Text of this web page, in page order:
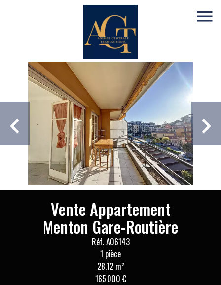
Vente Appartement
Menton Gare-Routière
Réf. A06143
1 pièce
28.12 m²
165 000 €